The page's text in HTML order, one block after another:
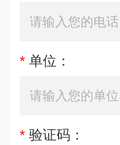
* 单位：
* 验证码：